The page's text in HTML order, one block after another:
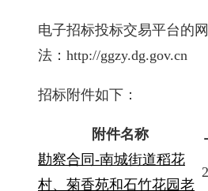
电子招标投标交易平台的
法：http://ggzy.dg.gov.cn
招标附件如下：
附件名称
勘察合同-南城街道稻花
村、菊香苑和石竹花园老